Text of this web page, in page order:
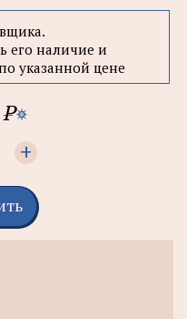
его наличие и
указанной цене
P
+